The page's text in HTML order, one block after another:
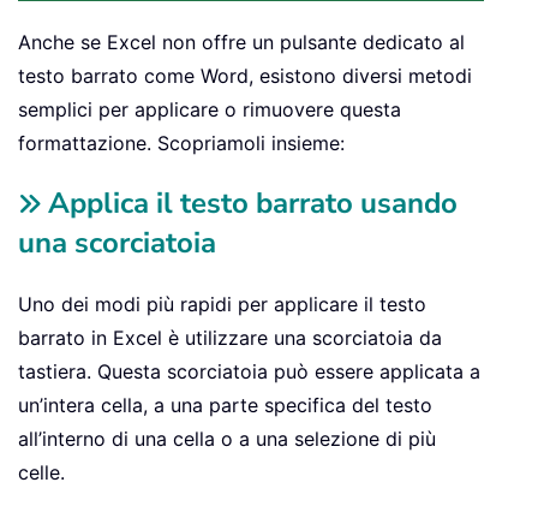
Anche se Excel non offre un pulsante dedicato al
testo barrato come Word, esistono diversi metodi
semplici per applicare o rimuovere questa
formattazione. Scopriamoli insieme:
Applica il testo barrato usando
una scorciatoia
Uno dei modi più rapidi per applicare il testo
barrato in Excel è utilizzare una scorciatoia da
tastiera. Questa scorciatoia può essere applicata a
un’intera cella, a una parte specifica del testo
all’interno di una cella o a una selezione di più
celle.